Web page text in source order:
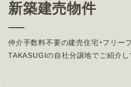
新築建売物件
仲介手数料不要の建売住宅・フリー
TAKASUGIの自社分譲地でご紹介し